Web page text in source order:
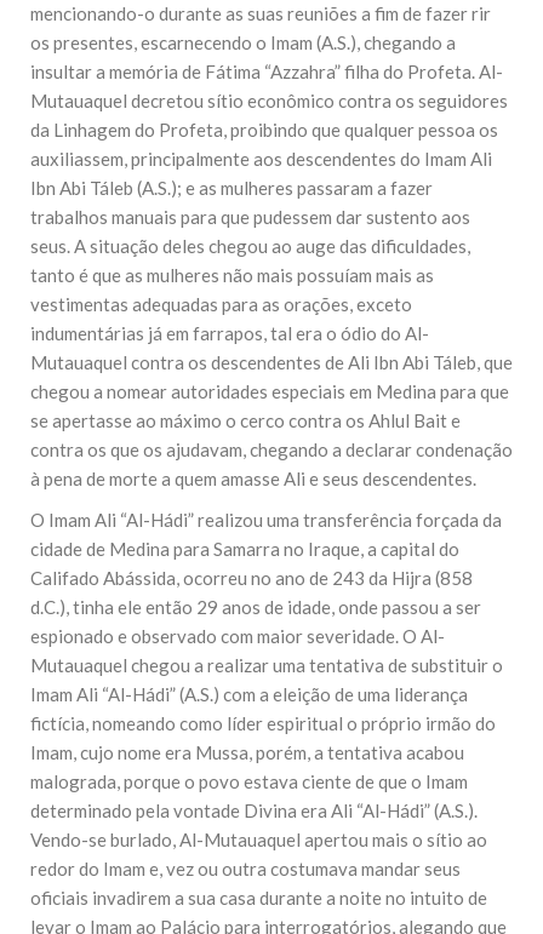
mencionando-o durante as suas reuniões a fim de fazer rir
os presentes, escarnecendo o Imam (A.S.), chegando a
insultar a memória de Fátima “Azzahra” filha do Profeta. Al-
Mutauaquel decretou sítio econômico contra os seguidores
da Linhagem do Profeta, proibindo que qualquer pessoa os
auxiliassem, principalmente aos descendentes do Imam Ali
Ibn Abi Táleb (A.S.); e as mulheres passaram a fazer
trabalhos manuais para que pudessem dar sustento aos
seus. A situação deles chegou ao auge das dificuldades,
tanto é que as mulheres não mais possuíam mais as
vestimentas adequadas para as orações, exceto
indumentárias já em farrapos, tal era o ódio do Al-
Mutauaquel contra os descendentes de Ali Ibn Abi Táleb, que
chegou a nomear autoridades especiais em Medina para que
se apertasse ao máximo o cerco contra os Ahlul Bait e
contra os que os ajudavam, chegando a declarar condenação
à pena de morte a quem amasse Ali e seus descendentes.
O Imam Ali “Al-Hádi” realizou uma transferência forçada da
cidade de Medina para Samarra no Iraque, a capital do
Califado Abássida, ocorreu no ano de 243 da Hijra (858
d.C.), tinha ele então 29 anos de idade, onde passou a ser
espionado e observado com maior severidade. O Al-
Mutauaquel chegou a realizar uma tentativa de substituir o
Imam Ali “Al-Hádi” (A.S.) com a eleição de uma liderança
fictícia, nomeando como líder espiritual o próprio irmão do
Imam, cujo nome era Mussa, porém, a tentativa acabou
malograda, porque o povo estava ciente de que o Imam
determinado pela vontade Divina era Ali “Al-Hádi” (A.S.).
Vendo-se burlado, Al-Mutauaquel apertou mais o sítio ao
redor do Imam e, vez ou outra costumava mandar seus
oficiais invadirem a sua casa durante a noite no intuito de
levar o Imam ao Palácio para interrogatórios, alegando que